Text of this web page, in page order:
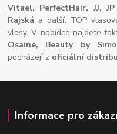
Vitael, PerfectHair, JJ,
Rajská a další. TOP
vlasy. V nabídce najdete
Osaine, Beauty by
pocházejí z oficiální
Informace pro